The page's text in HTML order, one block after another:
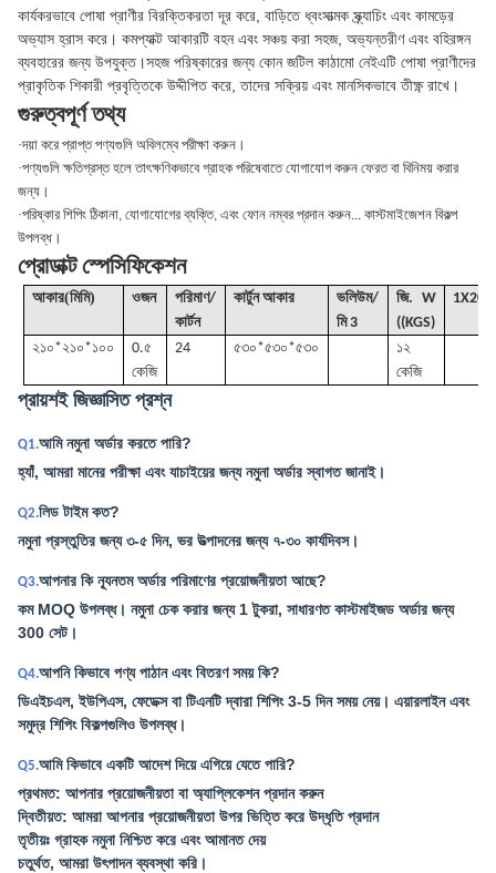
কার্যকরভাবে পোষা প্রাণীর বিরক্তিকরতা দূর করে, বাড়িতে ধ্বংসাত্মক স্ক্র্যাচিং এবং কামড়ের
অভ্যাস হ্রাস করে। কমপ্যাক্ট আকারটি বহন এবং সঞ্চয় করা সহজ, অভ্যন্তরীণ এবং বহিরঙ্গন
ব্যবহারের জন্য উপযুক্ত।সহজ পরিষ্কারের জন্য কোন জটিল কাঠামো নেইএটি পোষা প্রাণীদের
প্রাকৃতিক শিকারী প্রবৃত্তিকে উদ্দীপিত করে, তাদের সক্রিয় এবং মানসিকভাবে তীক্ষ্ণ রাখে।
গুরুত্বপূর্ণ তথ্য
·দয়া করে প্রাপ্ত পণ্যগুলি অবিলম্বে পরীক্ষা করুন।
·পণ্যগুলি ক্ষতিগ্রস্ত হলে তাৎক্ষণিকভাবে গ্রাহক পরিষেবাতে যোগাযোগ করুন ফেরত বা বিনিময় করার
জন্য।
·পরিষ্কার শিপিং ঠিকানা, যোগাযোগের ব্যক্তি, এবং ফোন নম্বর প্রদান করুন... কাস্টমাইজেশন বিকল্প
উপলব্ধ।
প্রোডাক্ট স্পেসিফিকেশন
আকার(মিমি) ওজন
পরিমাণ/
কার্টন
কার্টুন আকার ভলিউম/
মি 3
জি. W
((KGS)
২১০*২১০*১০০
0.৫
কেজি
24 ৫৩০*৫৩০*৫৩০
১২
কেজি
প্রায়শই জিজ্ঞাসিত প্রশ্ন
Q1.আমি নমুনা অর্ডার করতে পারি?
হ্যাঁ, আমরা মানের পরীক্ষা এবং যাচাইয়ের জন্য নমুনা অর্ডার স্বাগত জানাই।
Q2.লিড টাইম কত?
নমুনা প্রস্তুতির জন্য ৩-৫ দিন, ভর উত্পাদনের জন্য ৭-৩০ কার্যদিবস।
Q3.আপনার কি ন্যূনতম অর্ডার পরিমাণের প্রয়োজনীয়তা আছে?
কম MOQ উপলব্ধ। নমুনা চেক করার জন্য 1 টুকরা, সাধারণত কাস্টমাইজড অর্ডার জন্য
300 সেট।
Q4.আপনি কিভাবে পণ্য পাঠান এবং বিতরণ সময় কি?
ডিএইচএল, ইউপিএস, ফেডেক্স বা টিএনটি দ্বারা শিপিং 3-5 দিন সময় নেয়। এয়ারলাইন এবং
সমুদ্র শিপিং বিকল্পগুলিও উপলব্ধ।
Q5.আমি কিভাবে একটি আদেশ দিয়ে এগিয়ে যেতে পারি?
প্রথমত: আপনার প্রয়োজনীয়তা বা অ্যাপ্লিকেশন প্রদান করুন
দ্বিতীয়ত: আমরা আপনার প্রয়োজনীয়তা উপর ভিত্তি করে উদ্ধৃতি প্রদান
তৃতীয়ঃ গ্রাহক নমুনা নিশ্চিত করে এবং আমানত দেয়
চতুর্থত, আমরা উৎপাদন ব্যবস্থা করি।